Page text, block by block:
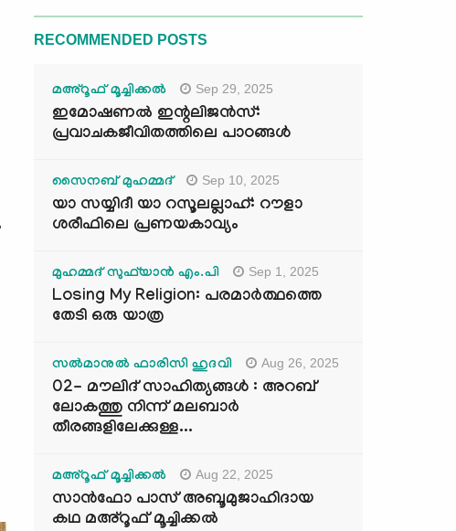
RECOMMENDED POSTS
മഅ്റൂഫ് മൂച്ചിക്കല്‍ Sep 29, 2025
ഇമോഷണൽ ഇന്റലിജൻസ്:
പ്രവാചകജീവിതത്തിലെ പാഠങ്ങൾ
സൈനബ് മുഹമ്മദ് Sep 10, 2025
യാ സയ്യിദീ യാ റസൂലല്ലാഹ്: റൗളാ
ശരീഫിലെ പ്രണയകാവ്യം
മുഹമ്മദ് സുഫ്‌യാൻ എം.പി Sep 1, 2025
Losing My Religion: പരമാർത്ഥത്തെ
തേടി ഒരു യാത്ര
സൽമാനുൽ ഫാരിസി ഹുദവി Aug 26, 2025
02- മൗലിദ് സാഹിത്യങ്ങൾ : അറബ്
ലോകത്തു നിന്ന് മലബാർ
തീരങ്ങളിലേക്കുള്ള...
മഅ്റൂഫ് മൂച്ചിക്കല്‍ Aug 22, 2025
സാൻഫോ പാസ് അബൂമുജാഹിദായ
കഥ മഅ്റൂഫ് മൂച്ചിക്കല്‍